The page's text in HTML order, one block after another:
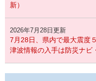
新）
2026年7月28日更新
7月28日、県内で最大震度
津波情報の入手は防災ナビ